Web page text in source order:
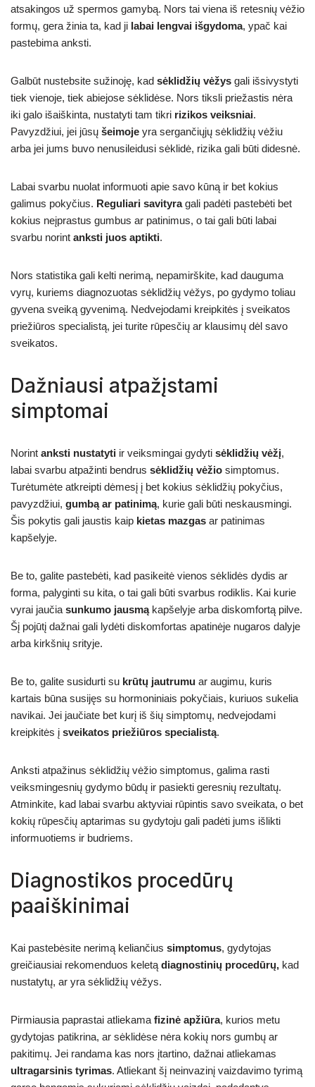
atsakingos už spermos gamybą. Nors tai viena iš retesnių vėžio
formų, gera žinia ta, kad ji labai lengvai išgydoma, ypač kai
pastebima anksti.
Galbūt nustebsite sužinoję, kad sėklidžių vėžys gali išsivystyti
tiek vienoje, tiek abiejose sėklidėse. Nors tiksli priežastis nėra
iki galo išaiškinta, nustatyti tam tikri rizikos veiksniai.
Pavyzdžiui, jei jūsų šeimoje yra sergančiųjų sėklidžių vėžiu
arba jei jums buvo nenusileidusi sėklidė, rizika gali būti didesnė.
Labai svarbu nuolat informuoti apie savo kūną ir bet kokius
galimus pokyčius. Reguliari savityragali padėti pastebėti bet
kokius neįprastus gumbus ar patinimus, o tai gali būti labai
svarbu norint anksti juos aptikti.
Nors statistika gali kelti nerimą, nepamirškite, kad dauguma
vyrų, kuriems diagnozuotas sėklidžių vėžys, po gydymo toliau
gyvena sveiką gyvenimą. Nedvejodami kreipkitės į sveikatos
priežiūros specialistą, jei turite rūpesčių ar klausimų dėl savo
sveikatos.
Dažniausi atpažįstami
simptomai
Norint anksti nustatyti ir veiksmingai gydyti sėklidžių vėžį,
labai svarbu atpažinti bendrus sėklidžių vėžio simptomus.
Turėtumėte atkreipti dėmesį į bet kokius sėklidžių pokyčius,
pavyzdžiui, gumbą ar patinimą, kurie gali būti neskausmingi.
Šis pokytis gali jaustis kaip kietas mazgas ar patinimas
kapšelyje.
Be to, galite pastebėti, kad pasikeitė vienos sėklidės dydis ar
forma, palyginti su kita, o tai gali būti svarbus rodiklis. Kai kurie
vyrai jaučia sunkumo jausmąkapšelyje arba diskomfortą pilve.
Šį pojūtį dažnai gali lydėti diskomfortas apatinėje nugaros dalyje
arba kirkšnių srityje.
Be to, galite susidurti su krūtų jautrumu ar augimu, kuris
kartais būna susijęs su hormoniniais pokyčiais, kuriuos sukelia
navikai. Jei jaučiate bet kurį iš šių simptomų, nedvejodami
kreipkitės į sveikatos priežiūros specialistą.
Anksti atpažinus sėklidžių vėžio simptomus, galima rasti
veiksmingesnių gydymo būdų ir pasiekti geresnių rezultatų.
Atminkite, kad labai svarbu aktyviai rūpintis savo sveikata, o bet
kokių rūpesčių aptarimas su gydytoju gali padėti jums išlikti
informuotiems ir budriems.
Diagnostikos procedūrų
paaiškinimai
Kai pastebėsite nerimą keliančius simptomus, gydytojas
greičiausiai rekomenduos keletą diagnostinių procedūrų, kad
nustatytų, ar yra sėklidžių vėžys.
Pirmiausia paprastai atliekama fizinė apžiūra, kurios metu
gydytojas patikrina, ar sėklidėse nėra kokių nors gumbų ar
pakitimų. Jei randama kas nors įtartino, dažnai atliekamas
ultragarsinis tyrimas. Atliekant šį neinvazinį vaizdavimo tyrimą